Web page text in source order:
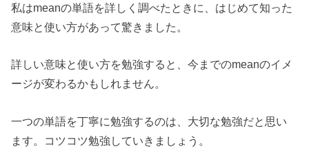
私はmeanの単語を詳しく調べたときに、はじめて知った
意味と使い方があって驚きました。
詳しい意味と使い方を勉強すると、今までのmeanのイメ
ージが変わるかもしれません。
一つの単語を丁寧に勉強するのは、大切な勉強だと思い
ます。コツコツ勉強していきましょう。